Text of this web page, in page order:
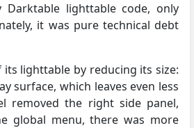
lighttable code, only
it was pure technical debt
its lighttable by reducing its size:
surface, which leaves even less
removed the right side panel,
global menu, there was more